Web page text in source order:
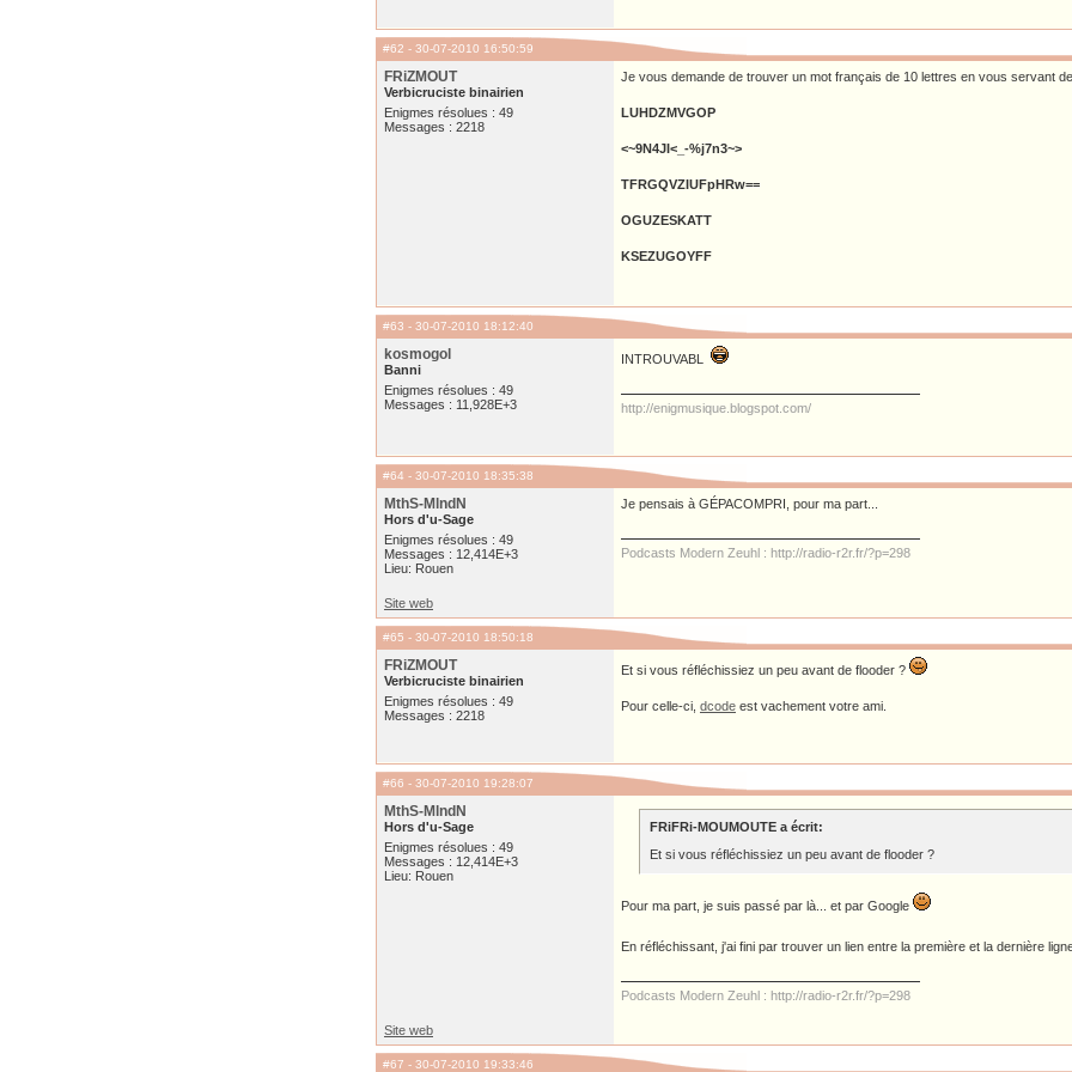
#62 - 30-07-2010 16:50:59
FRiZMOUT
Verbicruciste binairien
Enigmes résolues : 49
Messages : 2218
Je vous demande de trouver un mot français de 10 lettres en vous servant
LUHDZMVGOP
<~9N4JI<_-%j7n3~>
TFRGQVZIUFpHRw==
OGUZESKATT
KSEZUGOYFF
#63 - 30-07-2010 18:12:40
kosmogol
Banni
Enigmes résolues : 49
Messages : 11,928E+3
INTROUVABL
http://enigmusique.blogspot.com/
#64 - 30-07-2010 18:35:38
MthS-MlndN
Hors d'u-Sage
Enigmes résolues : 49
Messages : 12,414E+3
Lieu: Rouen
Je pensais à GÉPACOMPRI, pour ma part...
Podcasts Modern Zeuhl : http://radio-r2r.fr/?p=298
Site web
#65 - 30-07-2010 18:50:18
FRiZMOUT
Verbicruciste binairien
Enigmes résolues : 49
Messages : 2218
Et si vous réfléchissiez un peu avant de flooder ?
Pour celle-ci, dcode est vachement votre ami.
#66 - 30-07-2010 19:28:07
MthS-MlndN
Hors d'u-Sage
Enigmes résolues : 49
Messages : 12,414E+3
Lieu: Rouen
FRiFRi-MOUMOUTE a écrit:
Et si vous réfléchissiez un peu avant de flooder ?
Pour ma part, je suis passé par là... et par Google
En réfléchissant, j'ai fini par trouver un lien entre la première et la dernière
Podcasts Modern Zeuhl : http://radio-r2r.fr/?p=298
Site web
#67 - 30-07-2010 19:33:46